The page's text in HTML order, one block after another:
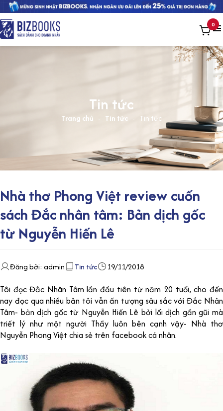
0
Tin tức
Trang chủ - Tin tức - Tin tức
Nhà thơ Phong Việt review cuốn
sách Đắc nhân tâm: Bản dịch gốc
từ Nguyễn Hiến Lê
Đăng bởi: admin Tin tức 19/11/2018
Tôi đọc Đắc Nhân Tâm lần đầu tiên từ năm 20 tuổi, cho đến
nay đọc qua nhiều bản tôi vẫn ấn tượng sâu sắc với Đắc Nhân
Tâm- bản dịch gốc từ Nguyễn Hiến Lê bởi lối dịch gần gũi mà
triết lý như một người Thầy luôn bên cạnh vậy- Nhà thơ
Nguyễn Phong Việt chia sẻ trên facebook cá nhân.